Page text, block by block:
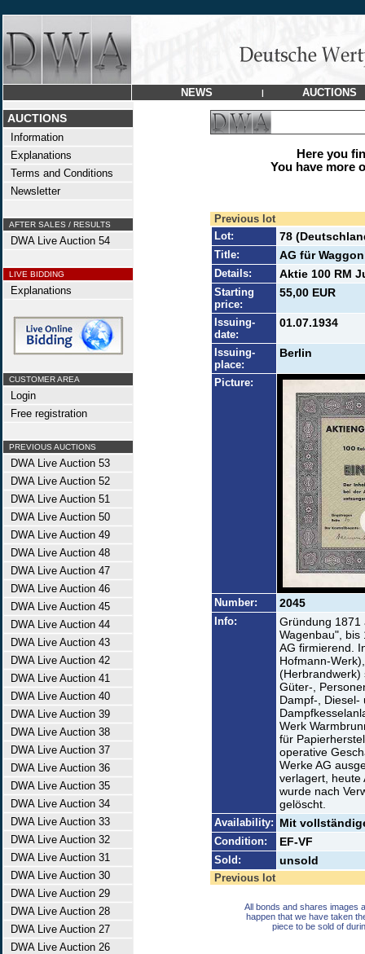
NEWS | AUCTIONS
AUCTIONS
Information
Explanations
Terms and Conditions
Newsletter
AFTER SALES / RESULTS
DWA Live Auction 54
LIVE BIDDING
Explanations
CUSTOMER AREA
Login
Free registration
PREVIOUS AUCTIONS
DWA Live Auction 53
DWA Live Auction 52
DWA Live Auction 51
DWA Live Auction 50
DWA Live Auction 49
DWA Live Auction 48
DWA Live Auction 47
DWA Live Auction 46
DWA Live Auction 45
DWA Live Auction 44
DWA Live Auction 43
DWA Live Auction 42
DWA Live Auction 41
DWA Live Auction 40
DWA Live Auction 39
DWA Live Auction 38
DWA Live Auction 37
DWA Live Auction 36
DWA Live Auction 35
DWA Live Auction 34
DWA Live Auction 33
DWA Live Auction 32
DWA Live Auction 31
DWA Live Auction 30
DWA Live Auction 29
DWA Live Auction 28
DWA Live Auction 27
DWA Live Auction 26
Here you
You have more
Previous lot
Lot:
78
Title: AG für
Details: Aktie 100 RM
Starting
price:
55,00 EUR
Issuing-
date:
01.07.1934
Issuing-
place:
Berlin
Picture:
Number: 2045
Info:
Gründung 1871
Wagenbau", bis
AG firmierend.
Hofmann-
(Herbrandwerk)
Güter-,
Dampf-, Diesel-
Werk
für
operative
Werke AG
verlagert, heute
wurde nach
gelöscht.
Availability: Mit
Condition: EF-VF
Sold: unsold
Previous lot
All bonds and shares images
happen that we have taken
piece to be sold of